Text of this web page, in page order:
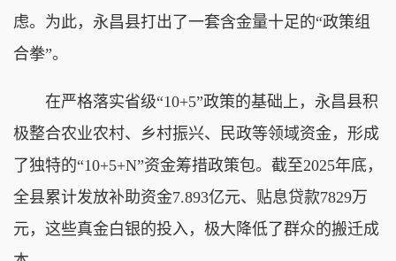
虑。为此，永昌县打出了一套含金量十足的“政策组
合拳”。
在严格落实省级“10+5”政策的基础上，永昌县积
极整合农业农村、乡村振兴、民政等领域资金，形成
了独特的“10+5+N”资金筹措政策包。截至2025年底，
全县累计发放补助资金7.893亿元、贴息贷款7829万
元，这些真金白银的投入，极大降低了群众的搬迁成